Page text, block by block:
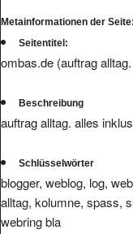
Metainformationen der Seite:
Seitentitel:
ombas.de (auftrag
Beschreibung
auftrag alltag. alles
Schlüsselwörter
blogger, weblog, log,
alltag, kolumne, spass,
webring bla